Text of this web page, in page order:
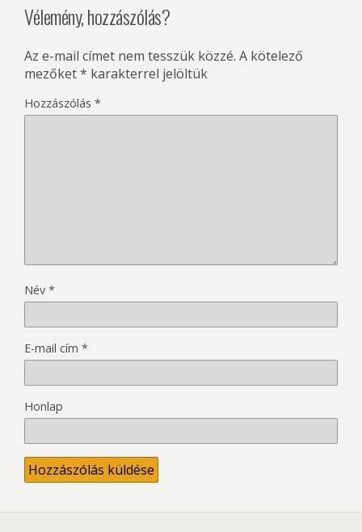
Vélemény, hozzászólás?
Az e-mail címet nem tesszük közzé. A kötelező
mezőket* karakterrel jelöltük
Hozzászólás *
Név *
E-mail cím *
Honlap